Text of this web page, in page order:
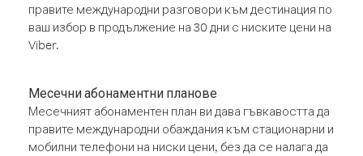
правите международни разговори към дестинация по
ваш избор в продължение на 30 дни с ниските цени на
Viber.
Месечни абонаментни планове
Месечният абонаментен план ви дава гъвкавостта да
правите международни обаждания към стационарни и
мобилни телефони на ниски цени, без да се налага да